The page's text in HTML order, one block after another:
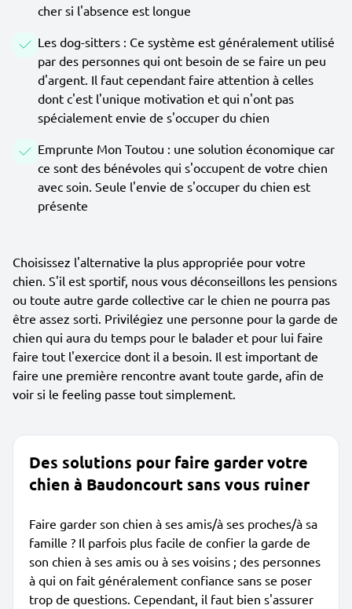
cher si l'absence est longue
Les dog-sitters : Ce système est généralement utilisé
par des personnes qui ont besoin de se faire un peu
d'argent. Il faut cependant faire attention à celles
dont c'est l'unique motivation et qui n'ont pas
spécialement envie de s'occuper du chien
Emprunte Mon Toutou : une solution économique car
ce sont des bénévoles qui s'occupent de votre chien
avec soin. Seule l'envie de s'occuper du chien est
présente
Choisissez l'alternative la plus appropriée pour votre
chien. S'il est sportif, nous vous déconseillons les pensions
ou toute autre garde collective car le chien ne pourra pas
être assez sorti. Privilégiez une personne pour la garde de
chien qui aura du temps pour le balader et pour lui faire
faire tout l'exercice dont il a besoin. Il est important de
faire une première rencontre avant toute garde, afin de
voir si le feeling passe tout simplement.
Des solutions pour faire garder votre
chien à Baudoncourt sans vous ruiner
Faire garder son chien à ses amis/à ses proches/à sa
famille ? Il parfois plus facile de confier la garde de
son chien à ses amis ou à ses voisins ; des personnes
à qui on fait généralement confiance sans se poser
trop de questions. Cependant, il faut bien s'assurer